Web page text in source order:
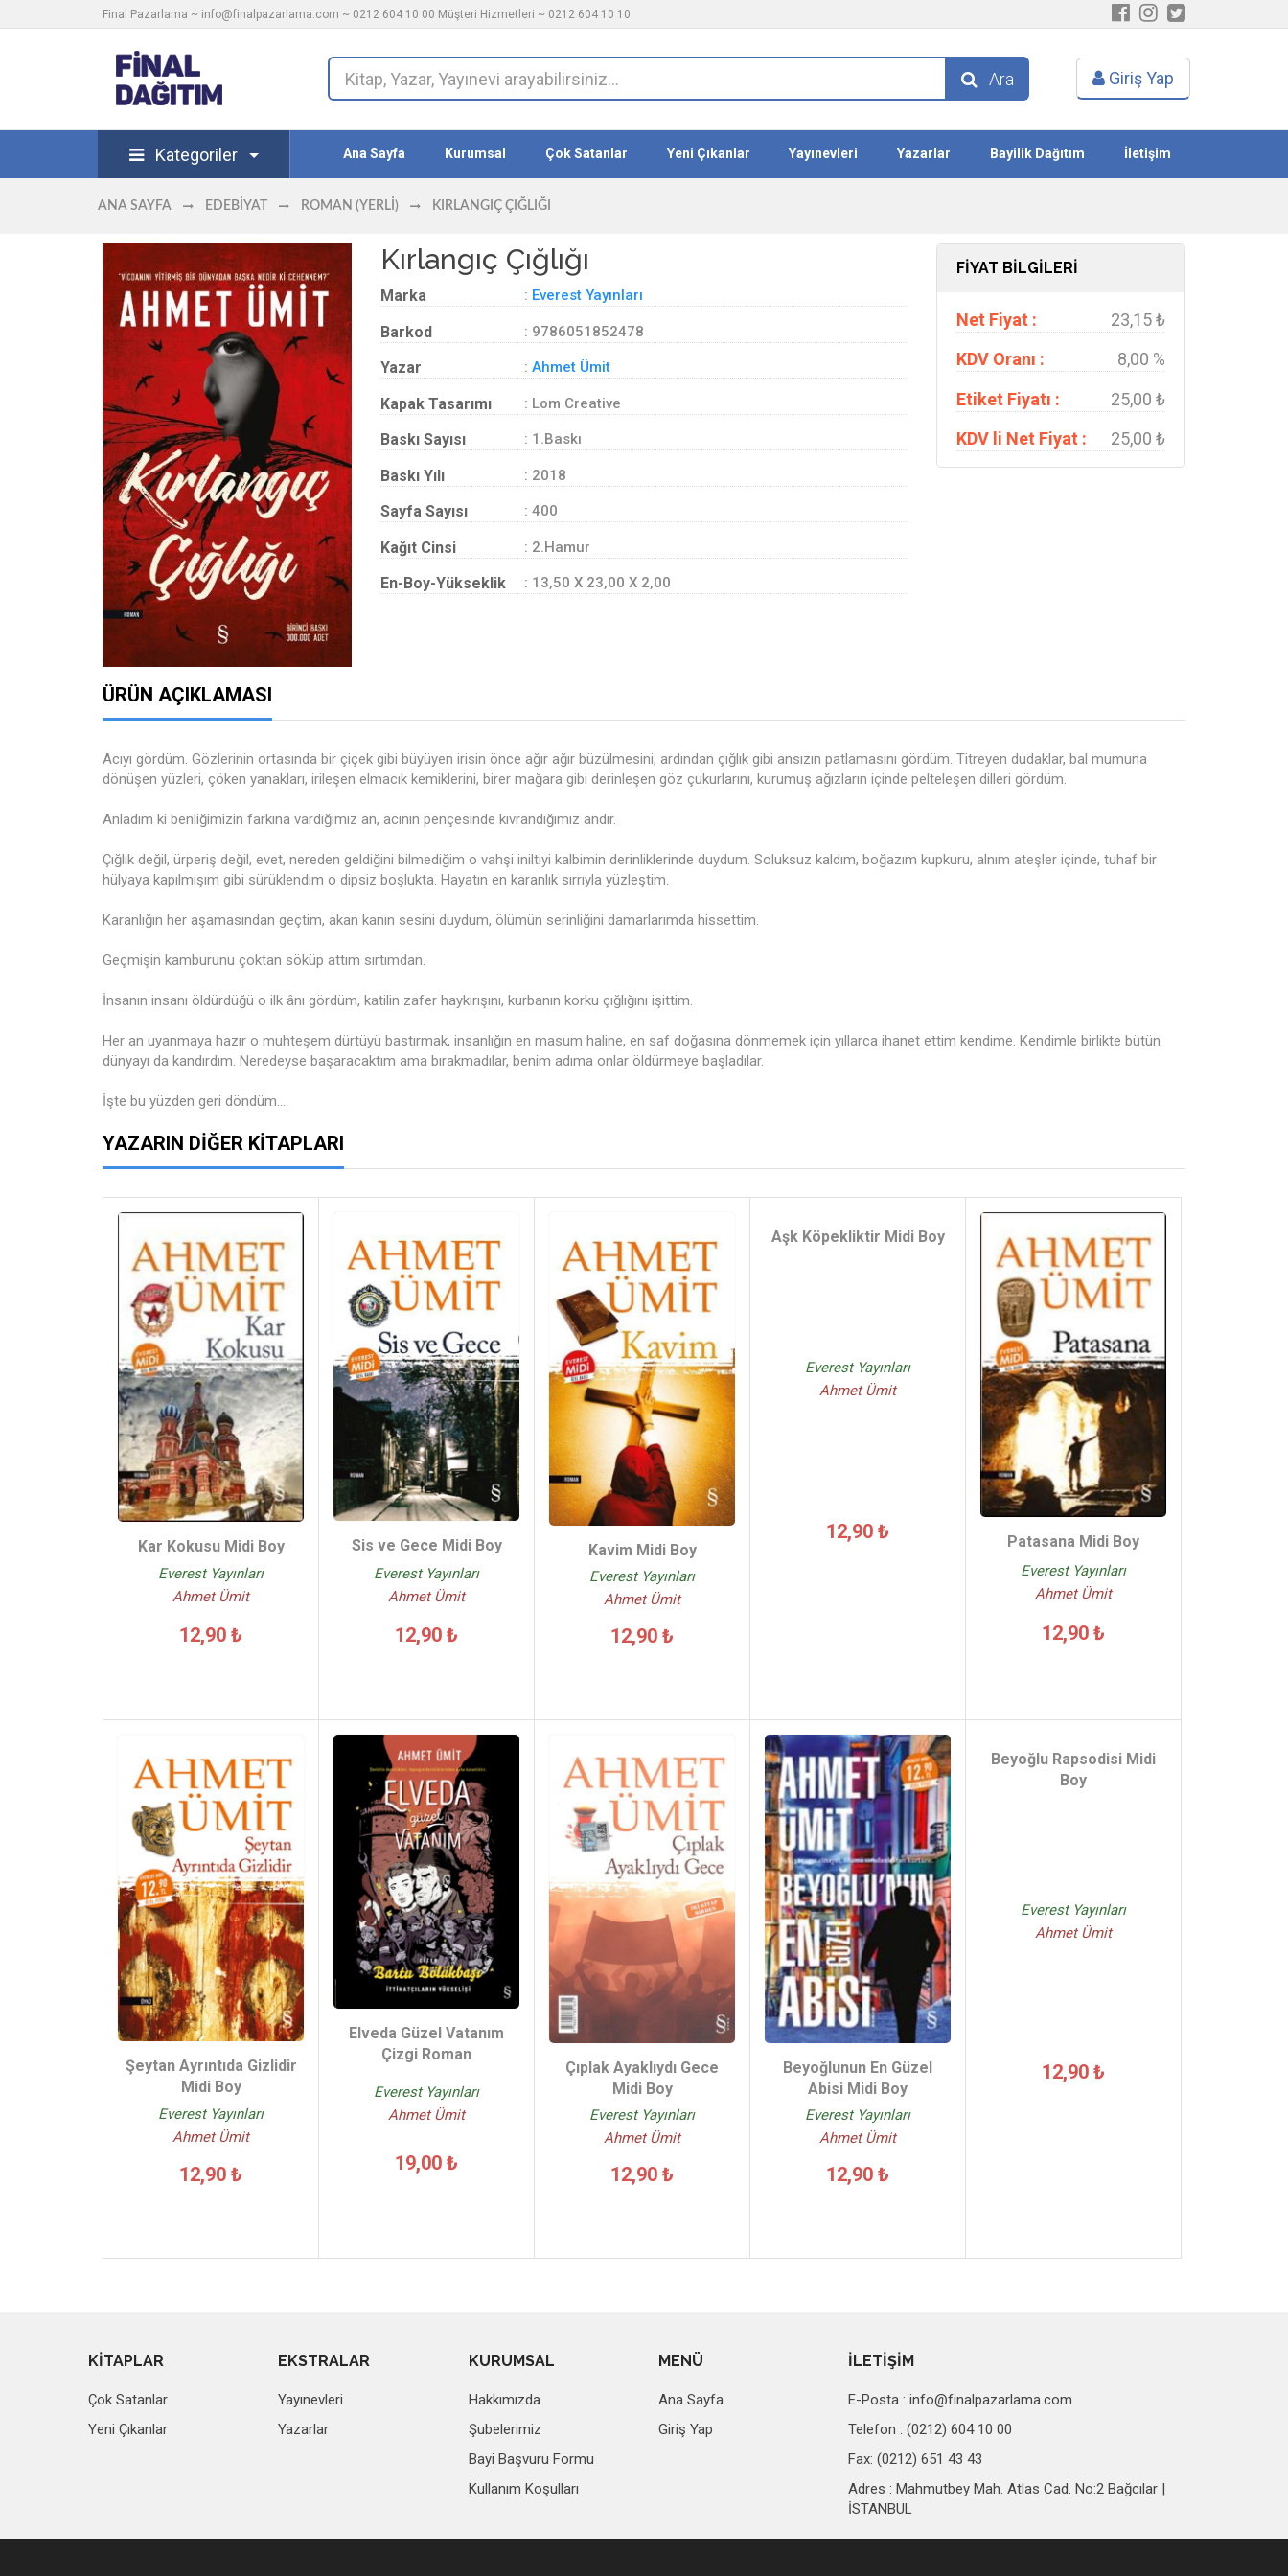
Final Pazarlama ~ info@finalpazarlama.com ~ 0212 604 10 00 Müşteri Hizmetleri ~ 0212 604 10 10
Ara Giriş Yap
Kategoriler Ana Sayfa Kurumsal Çok Satanlar Yeni Çıkanlar Yayınevleri Yazarlar Bayilik Dağıtım İletişim
ANA SAYFA EDEBIYAT ROMAN (YERLI) KIRLANGIÇ ÇIĞLIĞI
Kırlangıç Çığlığı
Marka : Everest Yayınları
Barkod : 9786051852478
Yazar : Ahmet Ümit
Kapak Tasarımı : Lom Creative
Baskı Sayısı : 1.Baskı
Baskı Yılı : 2018
Sayfa Sayısı : 400
Kağıt Cinsi : 2.Hamur
En-Boy-Yükseklik : 13,50 X 23,00 X 2,00
FİYAT BİLGİLERİ
Net Fiyat :
23,15 ₺
KDV Oranı :
8,00 %
Etiket Fiyatı :
25,00 ₺
KDV li Net Fiyat :
25,00 ₺
ÜRÜN AÇIKLAMASI
Acıyı gördüm. Gözlerinin ortasında bir çiçek gibi büyüyen irisin önce ağır ağır büzülmesini, ardından çığlık gibi ansızın patlamasını gördüm. Titreyen dudaklar, bal mumuna
dönüşen yüzleri, çöken yanakları, irileşen elmacık kemiklerini, birer mağara gibi derinleşen göz çukurlarını, kurumuş ağızların içinde pelteleşen dilleri gördüm.
Anladım ki benliğimizin farkına vardığımız an, acının pençesinde kıvrandığımız andır.
Çığlık değil, ürperiş değil, evet, nereden geldiğini bilmediğim o vahşi iniltiyi kalbimin derinliklerinde duydum. Soluksuz kaldım, boğazım kupkuru, alnım ateşler içinde, tuhaf bir
hülyaya kapılmışım gibi sürüklendim o dipsiz boşlukta. Hayatın en karanlık sırrıyla yüzleştim.
Karanlığın her aşamasından geçtim, akan kanın sesini duydum, ölümün serinliğini damarlarımda hissettim.
Geçmişin kamburunu çoktan söküp attım sırtımdan.
İnsanın insanı öldürdüğü o ilk ânı gördüm, katilin zafer haykırışını, kurbanın korku çığlığını işittim.
Her an uyanmaya hazır o muhteşem dürtüyü bastırmak, insanlığın en masum haline, en saf doğasına dönmemek için yıllarca ihanet ettim kendime. Kendimle birlikte bütün
dünyayı da kandırdım. Neredeyse başaracaktım ama bırakmadılar, benim adıma onlar öldürmeye başladılar.
İşte bu yüzden geri döndüm...
YAZARIN DIĞER KITAPLARI
Kar Kokusu Midi Boy
Everest Yayınları
Ahmet Ümit
12,90 ₺
Sis ve Gece Midi Boy
Everest Yayınları
Ahmet Ümit
12,90 ₺
Kavim Midi Boy
Everest Yayınları
Ahmet Ümit
12,90 ₺
Aşk Köpekliktir Midi Boy
Everest Yayınları
Ahmet Ümit
12,90 ₺ Patasana Midi Boy
Everest Yayınları
Ahmet Ümit
12,90 ₺
Şeytan Ayrıntıda Gizlidir
Midi Boy
Everest Yayınları
Ahmet Ümit
12,90 ₺
Elveda Güzel Vatanım
Çizgi Roman
Everest Yayınları
Ahmet Ümit
19,00 ₺
Çıplak Ayaklıydı Gece
Midi Boy
Everest Yayınları
Ahmet Ümit
12,90 ₺
Beyoğlunun En Güzel
Abisi Midi Boy
Everest Yayınları
Ahmet Ümit
12,90 ₺
Beyoğlu Rapsodisi Midi
Boy
Everest Yayınları
Ahmet Ümit
12,90 ₺
KİTAPLAR
Çok Satanlar
Yeni Çıkanlar
EKSTRALAR
Yayınevleri
Yazarlar
KURUMSAL
Hakkımızda
Şubelerimiz
Bayi Başvuru Formu
Kullanım Koşulları
MENÜ
Ana Sayfa
Giriş Yap
İLETİŞİM
E-Posta :info@finalpazarlama.com
Telefon : (0212) 604 10 00
Fax: (0212) 651 43 43
Adres : Mahmutbey Mah. Atlas Cad. No:2 Bağcılar |
İSTANBUL